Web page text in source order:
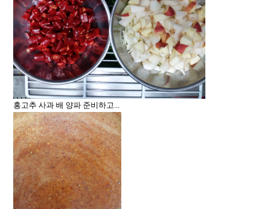
홍고추 사과 배 양파 준비하고...